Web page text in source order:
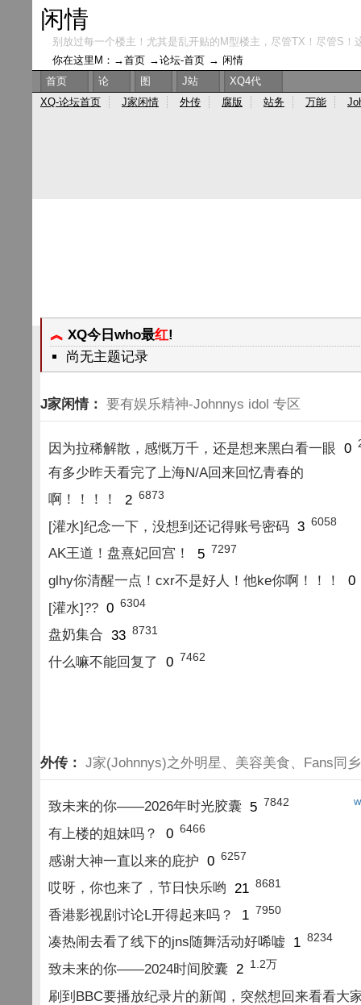
︽ XQ今日who最红!
尚无主题记录
J家闲情： 要有娱乐精神-Johnnys idol 专区
因为拉稀解散，感慨万千，还是想来黑白看一眼 0
有多少昨天看完了上海N/A回来回忆青春的
啊！！！！
2 6873
[灌水]纪念一下，没想到还记得账号密码 3 6058
AK王道！盘熹妃回宫！ 5 7297
glhy你清醒一点！cxr不是好人！他ke你啊！！！
0
[灌水]?? 0 6304
盘奶集合 33 8731
什么嘛不能回复了 0 7462
外传： J家(Johnnys)之外明星、美容美食、Fans
致未来的你——2026年时光胶囊 5 7842
有上楼的姐妹吗？ 0 6466
感谢大神一直以来的庇护 0 6257
哎呀，你也来了，节日快乐哟 21 8681
香港影视剧讨论L开得起来吗？ 1 7950
凑热闹去看了线下的jns随舞活动好唏嘘 1 8234
致未来的你——2024时间胶囊 2 1.2万
刷到BBC要播放纪录片的新闻，突然想回来看看大
闲情
别放过每一个楼主！尤其是乱开贴的M型楼主，尽管TX！尽管S
你在这里M：→首页 →论坛-首页 → 闲情
首页
论 图 J站
XQ4代
XQ-论坛首页
J家闲情 外传 腐版 站务 万能